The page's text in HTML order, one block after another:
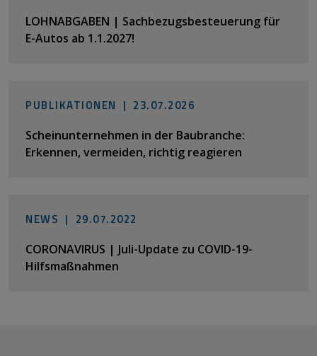
LOHNABGABEN | Sachbezugsbesteuerung für
E-Autos ab 1.1.2027!
PUBLIKATIONEN | 23.07.2026
Scheinunternehmen in der Baubranche:
Erkennen, vermeiden, richtig reagieren
NEWS | 29.07.2022
CORONAVIRUS | Juli-Update zu COVID-19-
Hilfsmaßnahmen